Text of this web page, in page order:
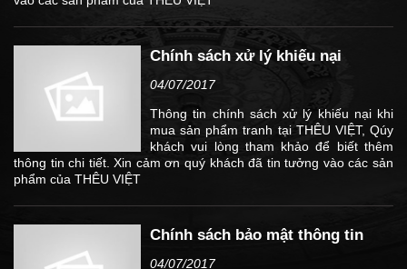
Chính sách xử lý khiếu nại
04/07/2017
Thông tin chính sách xử lý khiếu nại khi
mua sản phẩm tranh tại THÊU VIỆT, Qúy
khách vui lòng tham khảo để biết thêm
thông tin chi tiết. Xin cảm ơn quý khách đã tin tưởng vào các sản
phẩm của THÊU VIỆT
Chính sách bảo mật thông tin
04/07/2017